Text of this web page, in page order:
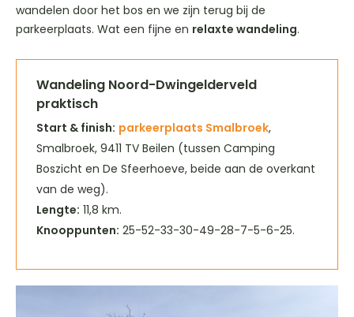
wandelen door het bos en we zijn terug bij de
parkeerplaats. Wat een fijne en relaxte wandeling.
Wandeling Noord-Dwingelderveld
praktisch
Start & finish: parkeerplaats Smalbroek,
Smalbroek, 9411 TV Beilen (tussen Camping
Boszicht en De Sfeerhoeve, beide aan de overkant
van de weg).
Lengte: 11,8 km.
Knooppunten: 25-52-33-30-49-28-7-5-6-25.